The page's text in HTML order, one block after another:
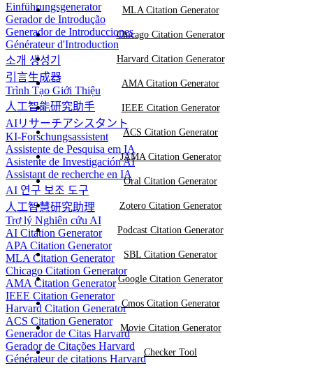
Einführungsgenerator
Gerador de Introdução
Generador de Introducciones
Générateur d'Introduction
소개 생성기
引言生成器
Trình Tạo Giới Thiệu
人工智能研究助手
AIリサーチアシスタント
KI-Forschungsassistent
Assistente de Pesquisa em IA
Asistente de Investigación AI
Assistant de recherche en IA
AI 연구 보조 도구
人工智慧研究助理
Trợ lý Nghiên cứu AI
AI Citation Generator
APA Citation Generator
MLA Citation Generator
Chicago Citation Generator
AMA Citation Generator
IEEE Citation Generator
Harvard Citation Generator
ACS Citation Generator
Generador de Citas Harvard
Gerador de Citações Harvard
Générateur de citations Harvard
MLA Citation Generator
Chicago Citation Generator
Harvard Citation Generator
AMA Citation Generator
IEEE Citation Generator
ACS Citation Generator
JAMA Citation Generator
Oral Citation Generator
Zotero Citation Generator
Podcast Citation Generator
SBL Citation Generator
Google Citation Generator
Cmos Citation Generator
Movie Citation Generator
Checker Tool